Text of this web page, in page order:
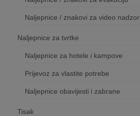
Naljepnice / znakovi za video nadzor
Naljepnice za tvrtke
Naljepnice za hotele i kampove
Prijevoz za vlastite potrebe
Naljepnice obavijesti i zabrane
Tisak